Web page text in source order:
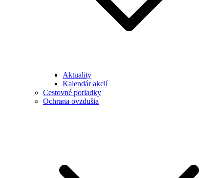
Aktuality
Kalendár akcií
Cestovné poriadky
Ochrana ovzdušia